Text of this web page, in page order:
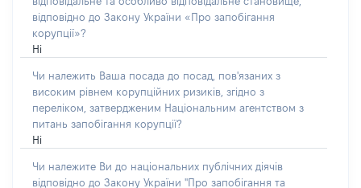
відповідно до Закону України «Про запобігання
корупції»?
Ні
Чи належить Ваша посада до посад, пов'язаних з
високим рівнем корупційних ризиків, згідно з
переліком, затвердженим Національним агентством з
питань запобігання корупції?
Ні
Чи належите Ви до національних публічних діячів
відповідно до Закону України "Про запобігання та